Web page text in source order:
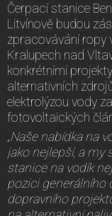
Čerpací stanice
Litvínově budou
zpracovávání ropy
Kralupech nad
konkrétními
alternativních
elektrolýzou vody
fotovoltaických
„Naše nabídka na
jako nejlepší, a my
stanice na vodík
pozici generálního
dopravního